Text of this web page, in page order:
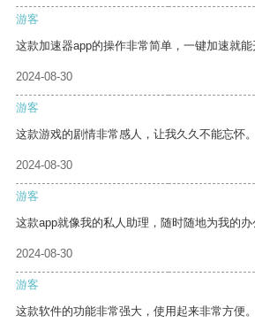
游客
这款加速器app的操作非常简单，一键加速就能
2024-08-30
游客
这款游戏的剧情非常感人，让我久久不能忘怀。
2024-08-30
游客
这款app就像我的私人助理，随时随地为我的办
2024-08-30
游客
这款软件的功能非常强大，使用起来非常方便。